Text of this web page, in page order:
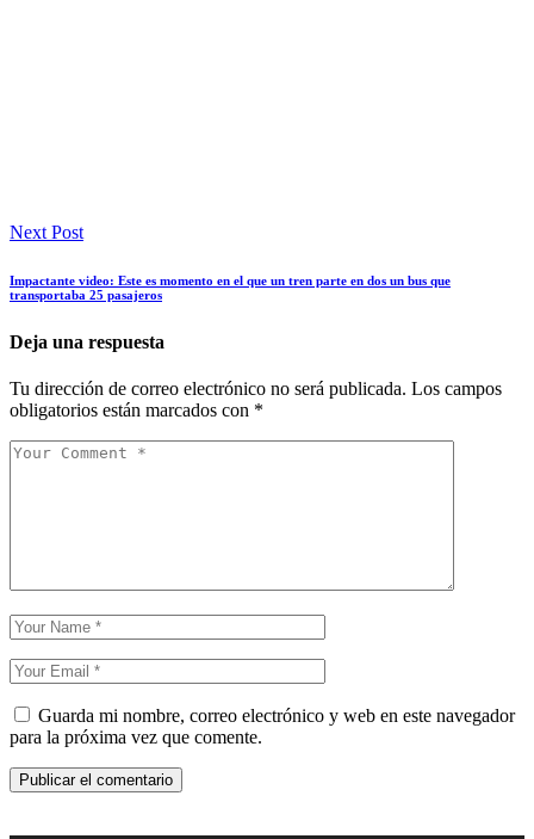
Next Post
Impactante video: Este es momento en el que un tren parte en dos un bus que
transportaba 25 pasajeros
Deja una respuesta
Tu dirección de correo electrónico no será publicada. Los campos
obligatorios están marcados con *
Guarda mi nombre, correo electrónico y web en este navegador
para la próxima vez que comente.